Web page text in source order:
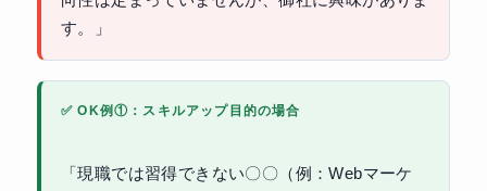
す。」
✅ OK例①：スキルアップ目的の場合
「現職では習得できない〇〇（例：Webマーケ